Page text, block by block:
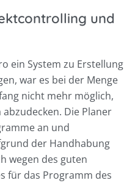
und
ein System zu Erstellung
war es bei der Menge
nicht mehr möglich,
Die Planer
an und
der Handhabung
wegen des guten
für das Programm des